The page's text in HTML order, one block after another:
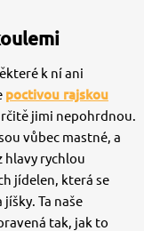
k ní ani
poctivou rajskou
jimi nepohrdnou.
vůbec mastné, a
hlavy rychlou
jídelen, která se
Ta naše
tak, jak to